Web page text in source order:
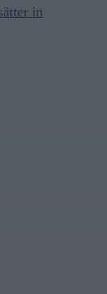
in